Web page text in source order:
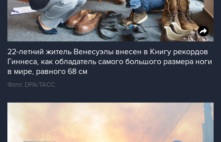
22-летний житель Венесуэлы внесен в Книгу рекордов
Гиннеса, как обладатель самого большого размера ноги
в мире, равного 68 см
Фото: DPA/ТАСС